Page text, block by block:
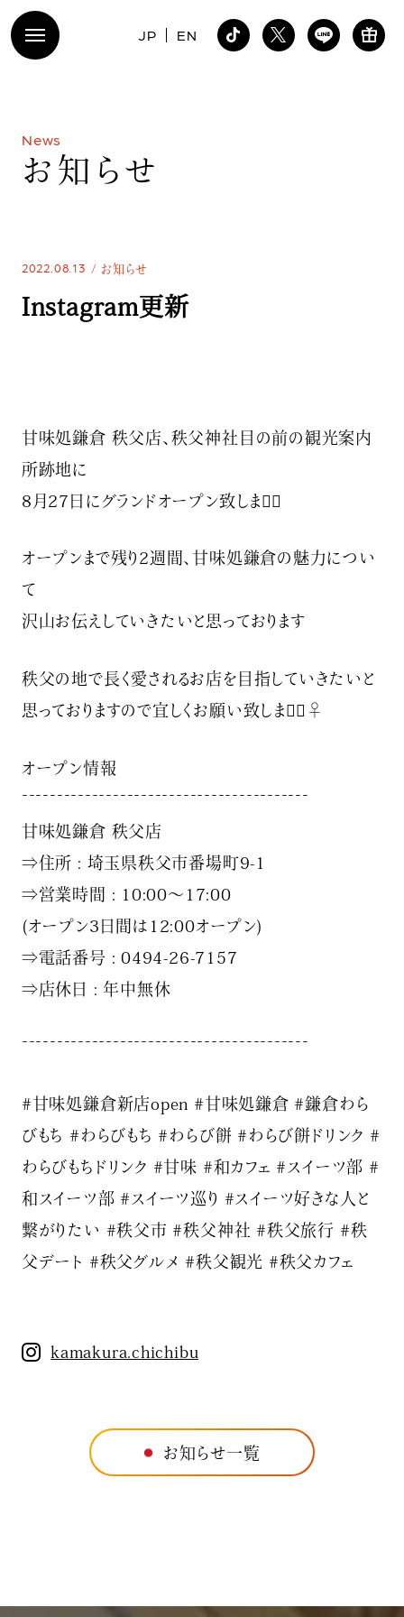
JP EN
News
お 知 ら せ
2022.08.13 お知らせ
Instagram更新
甘味処鎌倉 秩父店、秩父神社目の前の観光案内
所跡地に
8月27日にグランドオープン致します🏻
オープンまで残り2週間、甘味処鎌倉の魅力につい
て
沢山お伝えしていきたいと思っております
秩父の地で長く愛されるお店を目指していきたいと
思っておりますので宜しくお願い致します🏻‍♀️
オープン情報
¯¯¯¯¯¯¯¯¯¯¯¯¯¯¯¯¯¯¯¯¯¯¯¯¯¯¯¯¯¯¯¯¯¯¯¯¯¯¯¯¯
甘味処鎌倉 秩父店
⇒住所 : 埼玉県秩父市番場町9-1
⇒営業時間 : 10:00〜17:00
(️オープン3日間は12:00オープン)
⇒電話番号 : 0494-26-7157
⇒店休日 : 年中無休
¯¯¯¯¯¯¯¯¯¯¯¯¯¯¯¯¯¯¯¯¯¯¯¯¯¯¯¯¯¯¯¯¯¯¯¯¯¯¯¯¯
#甘味処鎌倉新店open #甘味処鎌倉 #鎌倉わら
びもち #わらびもち #わらび餅 #わらび餅ドリンク #
わらびもちドリンク #甘味 #和カフェ #スイーツ部 #
和スイーツ部 #スイーツ巡り #スイーツ好きな人と
繋がりたい #秩父市 #秩父神社 #秩父旅行 #秩
父デート #秩父グルメ #秩父観光 #秩父カフェ
kamakura.chichibu
お知らせ一覧